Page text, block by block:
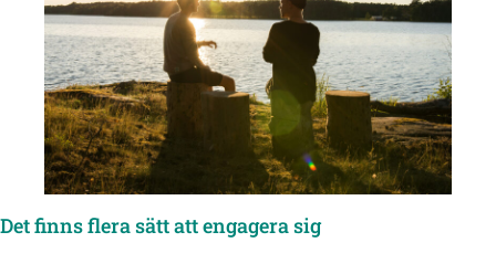
Det finns flera sätt att engagera sig